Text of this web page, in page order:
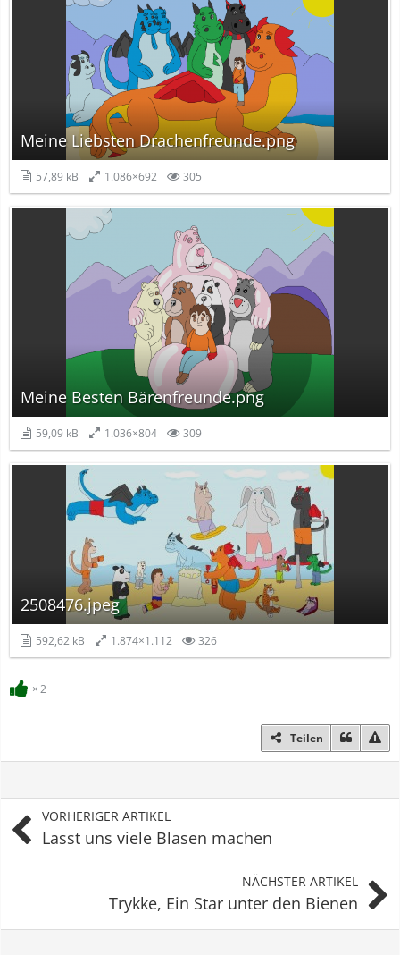
Meine Liebsten Drachenfreunde.png
57,89 kB 1.086×692 305
Meine Besten Bärenfreunde.png
59,09 kB 1.036×804 309
2508476.jpeg
592,62 kB 1.874×1.112 326
2
Teilen
VORHERIGER ARTIKEL
Lasst uns viele Blasen machen
NÄCHSTER ARTIKEL
Trykke, Ein Star unter den Bienen